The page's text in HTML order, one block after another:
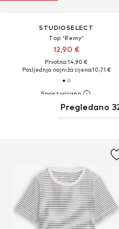
STUDIOSELECT
Top 'Remy'
12,90 €
Prvotno: 14,90 €
Posljednja najniža cijena:10,71 €
Pregledano